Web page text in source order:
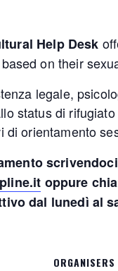
Help Desk
on their
legale,
status di
di orientamento
oppure
dal lunedì al
ORGANISERS